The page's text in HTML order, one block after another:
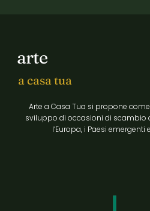
arte
a casa tua
Arte a Casa Tua si propone
sviluppo di occasioni di scambio
l’Europa, i Paesi emergenti